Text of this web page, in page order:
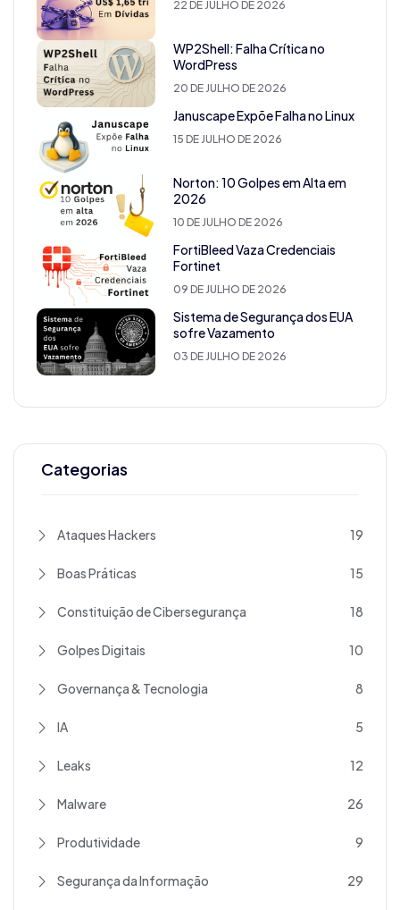
22 DE JULHO DE 2026
WP2Shell: Falha Crítica no
WordPress
20 DE JULHO DE 2026
Januscape Expõe Falha no Linux
15 DE JULHO DE 2026
Norton: 10 Golpes em Alta em
2026
10 DE JULHO DE 2026
FortiBleed Vaza Credenciais
Fortinet
09 DE JULHO DE 2026
Sistema de Segurança dos EUA
sofre Vazamento
03 DE JULHO DE 2026
Categorias
Ataques Hackers 19
Boas Práticas 15
Constituição de Cibersegurança 18
Golpes Digitais 10
Governança & Tecnologia 8
IA 5
Leaks 12
Malware 26
Produtividade 9
Segurança da Informação 29